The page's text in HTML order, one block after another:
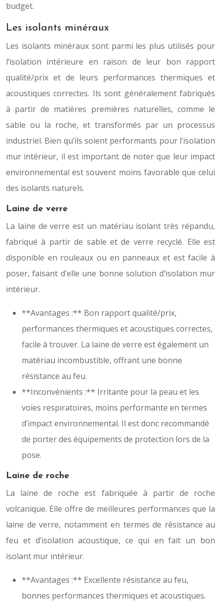
budget.
Les isolants minéraux
Les isolants minéraux sont parmi les plus utilisés pour
l’isolation intérieure en raison de leur bon rapport
qualité/prix et de leurs performances thermiques et
acoustiques correctes. Ils sont généralement fabriqués
à partir de matières premières naturelles, comme le
sable ou la roche, et transformés par un processus
industriel. Bien qu’ils soient performants pour l’isolation
mur intérieur, il est important de noter que leur impact
environnemental est souvent moins favorable que celui
des isolants naturels.
Laine de verre
La laine de verre est un matériau isolant très répandu,
fabriqué à partir de sable et de verre recyclé. Elle est
disponible en rouleaux ou en panneaux et est facile à
poser, faisant d’elle une bonne solution d’isolation mur
intérieur.
**Avantages :** Bon rapport qualité/prix,
performances thermiques et acoustiques correctes,
facile à trouver. La laine de verre est également un
matériau incombustible, offrant une bonne
résistance au feu.
**Inconvénients :** Irritante pour la peau et les
voies respiratoires, moins performante en termes
d’impact environnemental. Il est donc recommandé
de porter des équipements de protection lors de la
pose.
Laine de roche
La laine de roche est fabriquée à partir de roche
volcanique. Elle offre de meilleures performances que la
laine de verre, notamment en termes de résistance au
feu et d’isolation acoustique, ce qui en fait un bon
isolant mur intérieur.
**Avantages :** Excellente résistance au feu,
bonnes performances thermiques et acoustiques.